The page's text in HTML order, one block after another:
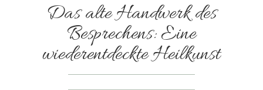
Das alte Handwerk des
Besprechens: Eine
wiederentdeckte Heilkunst